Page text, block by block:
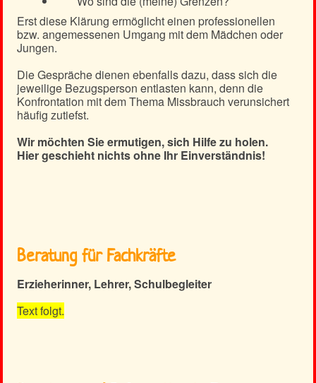
Erst diese Klärung ermöglicht einen professionellen
bzw. angemessenen Umgang mit dem Mädchen oder
Jungen.
Die Gespräche dienen ebenfalls dazu, dass sich die
jeweilige Bezugsperson entlasten kann, denn die
Konfrontation mit dem Thema Missbrauch verunsichert
häufig zutiefst.
Wir möchten Sie ermutigen, sich Hilfe zu holen.
Hier geschieht nichts ohne Ihr Einverständnis!
Beratung für Fachkräfte
Erzieherinner, Lehrer, Schulbegleiter
Text folgt.